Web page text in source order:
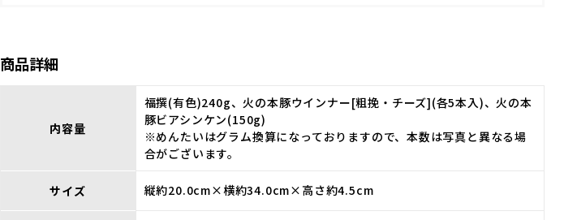
商品詳細
内容量
福撰(有色)240g、火の本豚ウインナー[粗挽・チーズ](各5本入)、火の本
豚ビアシンケン(150g)
※めんたいはグラム換算になっておりますので、本数は写真と異なる場
合がございます。
サイズ 縦約20.0cm×横約34.0cm×高さ約4.5cm